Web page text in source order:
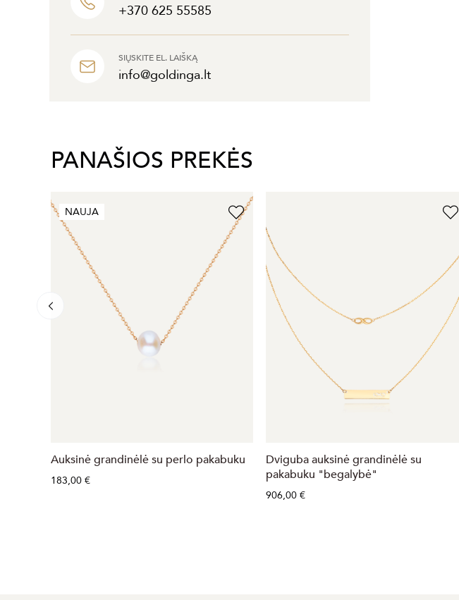
+370 625 55585
SIŲSKITE EL. LAIŠKĄ
info@goldinga.lt
PANAŠIOS PREKĖS
NAUJA
Auksinė grandinėlė su perlo pakabuku
183,00 €
Dviguba auksinė grandinėlė su
pakabuku "begalybė"
906,00 €